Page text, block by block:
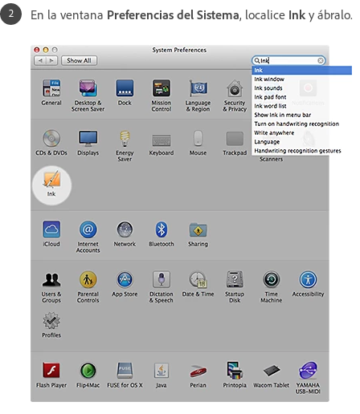
En la ventana Preferencias del Sistema, localice Ink y ábralo.